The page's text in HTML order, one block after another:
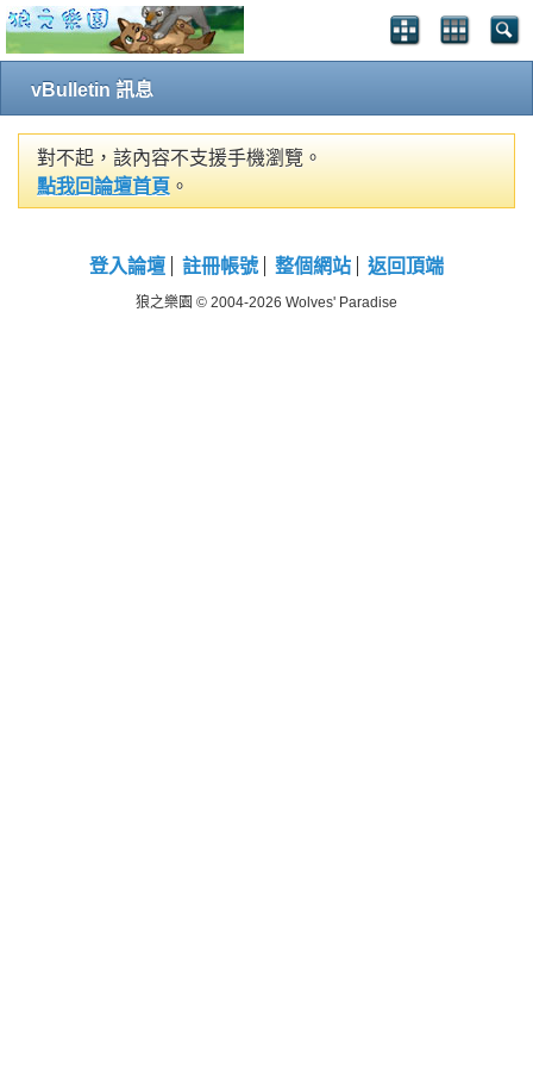
vBulletin 訊息
對不起，該內容不支援手機瀏覽。
點我回論壇首頁 。
登入論壇 註冊帳號 整個網站 返回頂端
狼之樂園 © 2004-2026 Wolves' Paradise